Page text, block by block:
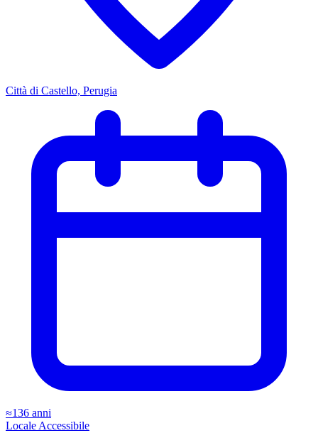
Città di Castello, Perugia
≈136 anni
Locale Accessibile